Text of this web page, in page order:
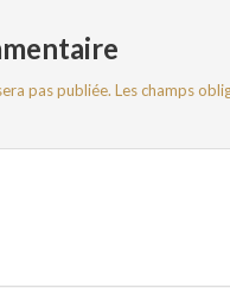
pas publiée. Les champs